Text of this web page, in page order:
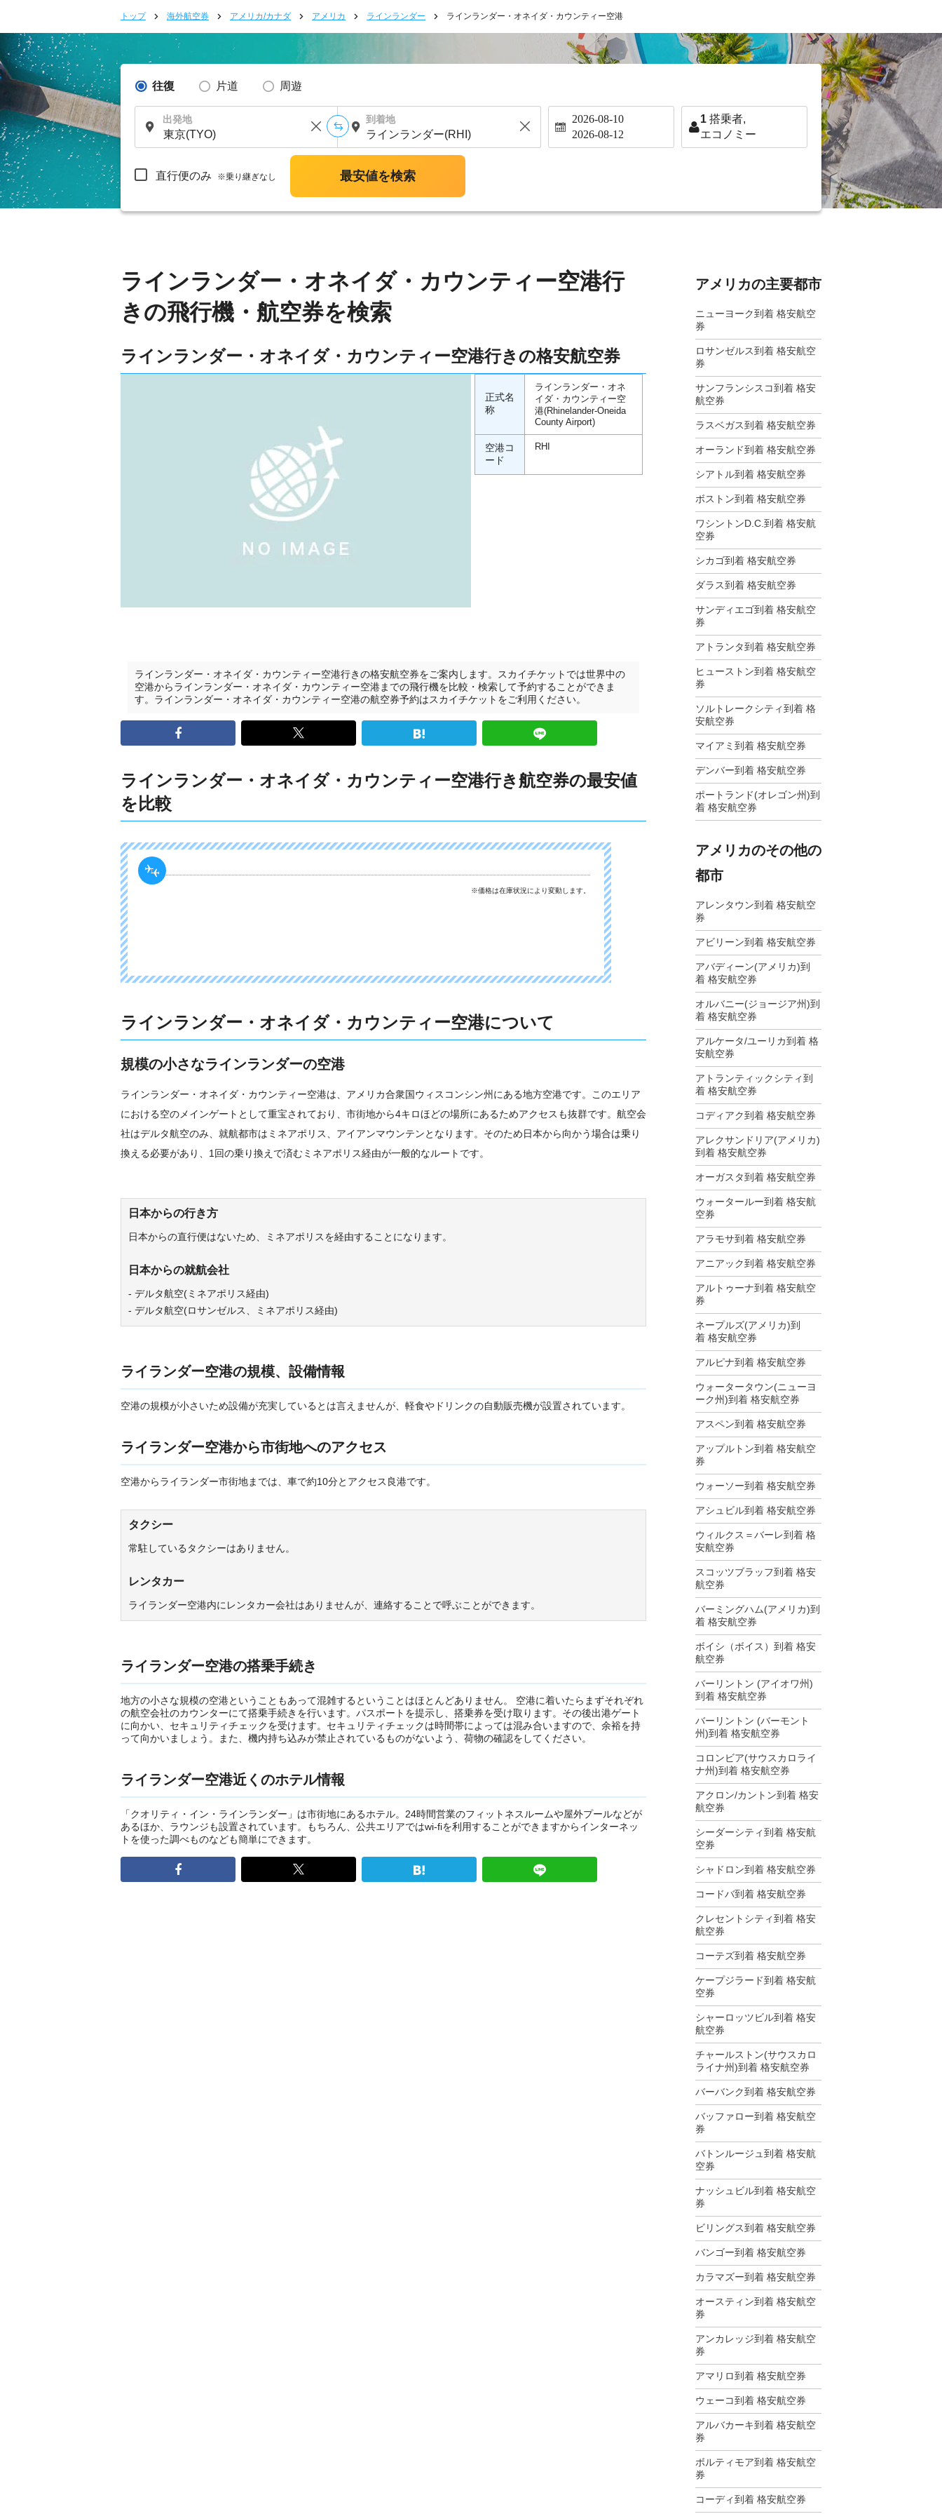
トップ 海外航空券 アメリカ/カナダ アメリカ ラインランダー ラインランダー・オネイダ・カウンティー空港
往復 片道 周遊
出発地 到着地 2026-08-10
2026-08-12
1 搭乗者,
エコノミー
直行便のみ ※乗り継ぎなし 最安値を検索
ラインランダー・オネイダ・カウンティー空港行
きの飛行機・航空券を検索
ラインランダー・オネイダ・カウンティー空港行きの格安航空券
正式名
称
ラインランダー・オネ
イダ・カウンティー空
港(Rhinelander-Oneida
County Airport)
空港コ
ード
RHI
ラインランダー・オネイダ・カウンティー空港行きの格安航空券をご案内します。スカイチケットでは世界中の
空港からラインランダー・オネイダ・カウンティー空港までの飛行機を比較・検索して予約することができま
す。ラインランダー・オネイダ・カウンティー空港の航空券予約はスカイチケットをご利用ください。
ラインランダー・オネイダ・カウンティー空港行き航空券の最安値
を比較
※価格は在庫状況により変動します。
ラインランダー・オネイダ・カウンティー空港について
規模の小さなラインランダーの空港
ラインランダー・オネイダ・カウンティー空港は、アメリカ合衆国ウィスコンシン州にある地方空港です。このエリア
における空のメインゲートとして重宝されており、市街地から4キロほどの場所にあるためアクセスも抜群です。航空会
社はデルタ航空のみ、就航都市はミネアポリス、アイアンマウンテンとなります。そのため日本から向かう場合は乗り
換える必要があり、1回の乗り換えで済むミネアポリス経由が一般的なルートです。
日本からの行き方
日本からの直行便はないため、ミネアポリスを経由することになります。
日本からの就航会社
- デルタ航空(ミネアポリス経由)
- デルタ航空(ロサンゼルス、ミネアポリス経由)
ライランダー空港の規模、設備情報
空港の規模が小さいため設備が充実しているとは言えませんが、軽食やドリンクの自動販売機が設置されています。
ライランダー空港から市街地へのアクセス
空港からライランダー市街地までは、車で約10分とアクセス良港です。
タクシー
常駐しているタクシーはありません。
レンタカー
ライランダー空港内にレンタカー会社はありませんが、連絡することで呼ぶことができます。
ライランダー空港の搭乗手続き
地方の小さな規模の空港ということもあって混雑するということはほとんどありません。 空港に着いたらまずそれぞれ
の航空会社のカウンターにて搭乗手続きを行います。パスポートを提示し、搭乗券を受け取ります。その後出港ゲート
に向かい、セキュリティチェックを受けます。セキュリティチェックは時間帯によっては混み合いますので、余裕を持
って向かいましょう。また、機内持ち込みが禁止されているものがないよう、荷物の確認をしてください。
ライランダー空港近くのホテル情報
「クオリティ・イン・ラインランダー」は市街地にあるホテル。24時間営業のフィットネスルームや屋外プールなどが
あるほか、ラウンジも設置されています。もちろん、公共エリアではwi-fiを利用することができますからインターネッ
トを使った調べものなども簡単にできます。
アメリカの主要都市
ニューヨーク到着 格安航空
券
ロサンゼルス到着 格安航空
券
サンフランシスコ到着 格安
航空券
ラスベガス到着 格安航空券
オーランド到着 格安航空券
シアトル到着 格安航空券
ボストン到着 格安航空券
ワシントンD.C.到着 格安航
空券
シカゴ到着 格安航空券
ダラス到着 格安航空券
サンディエゴ到着 格安航空
券
アトランタ到着 格安航空券
ヒューストン到着 格安航空
券
ソルトレークシティ到着 格
安航空券
マイアミ到着 格安航空券
デンバー到着 格安航空券
ポートランド(オレゴン州)到
着 格安航空券
アメリカのその他の
都市
アレンタウン到着 格安航空
券
アビリーン到着 格安航空券
アバディーン(アメリカ)到
着 格安航空券
オルバニー(ジョージア州)到
着 格安航空券
アルケータ/ユーリカ到着 格
安航空券
アトランティックシティ到
着 格安航空券
コディアク到着 格安航空券
アレクサンドリア(アメリカ)
到着 格安航空券
オーガスタ到着 格安航空券
ウォータールー到着 格安航
空券
アラモサ到着 格安航空券
アニアック到着 格安航空券
アルトゥーナ到着 格安航空
券
ネープルズ(アメリカ)到
着 格安航空券
アルピナ到着 格安航空券
ウォータータウン(ニューヨ
ーク州)到着 格安航空券
アスペン到着 格安航空券
アップルトン到着 格安航空
券
ウォーソー到着 格安航空券
アシュビル到着 格安航空券
ウィルクス＝バーレ到着 格
安航空券
スコッツブラッフ到着 格安
航空券
バーミングハム(アメリカ)到
着 格安航空券
ボイシ（ボイス）到着 格安
航空券
バーリントン (アイオワ州)
到着 格安航空券
バーリントン (バーモント
州)到着 格安航空券
コロンビア(サウスカロライ
ナ州)到着 格安航空券
アクロン/カントン到着 格安
航空券
シーダーシティ到着 格安航
空券
シャドロン到着 格安航空券
コードバ到着 格安航空券
クレセントシティ到着 格安
航空券
コーテズ到着 格安航空券
ケープジラード到着 格安航
空券
シャーロッツビル到着 格安
航空券
チャールストン(サウスカロ
ライナ州)到着 格安航空券
バーバンク到着 格安航空券
バッファロー到着 格安航空
券
バトンルージュ到着 格安航
空券
ナッシュビル到着 格安航空
券
ビリングス到着 格安航空券
バンゴー到着 格安航空券
カラマズー到着 格安航空券
オースティン到着 格安航空
券
アンカレッジ到着 格安航空
券
アマリロ到着 格安航空券
ウェーコ到着 格安航空券
アルバカーキ到着 格安航空
券
ボルティモア到着 格安航空
券
コーディ到着 格安航空券